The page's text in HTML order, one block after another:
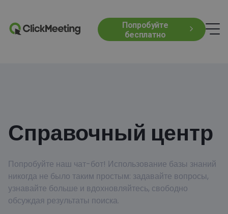
Попробуйте
бесплатно
Справочный центр
Попробуйте наш чат-бот! Использование базы знаний
никогда не было таким простым: задавайте вопросы,
узнавайте больше и вдохновляйтесь, свободно
обсуждая результаты поиска.